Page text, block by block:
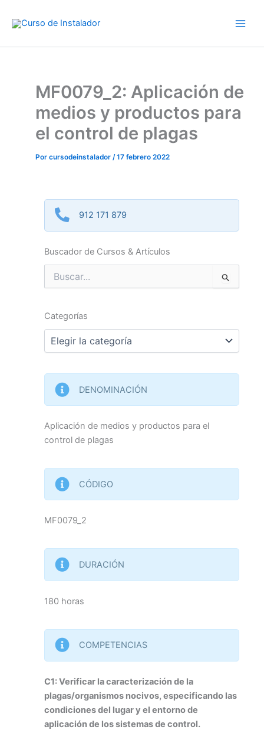
MF0079_2: Aplicación de
medios y productos para
el control de plagas
Por cursodeinstalador /17 febrero 2022
912 171 879
Buscador de Cursos & Artículos
Buscar
por:
Categorías
Categorías
DENOMINACIÓN
Aplicación de medios y productos para el
control de plagas
CÓDIGO
MF0079_2
DURACIÓN
180 horas
COMPETENCIAS
C1: Verificar la caracterización de la
plagas/organismos nocivos, especificando las
condiciones del lugar y el entorno de
aplicación de los sistemas de control.